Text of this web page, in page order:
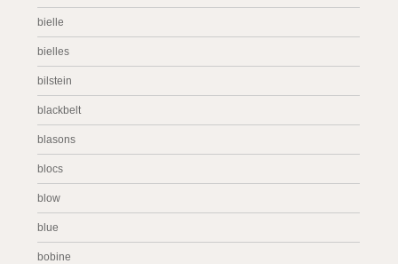
bielle
bielles
bilstein
blackbelt
blasons
blocs
blow
blue
bobine